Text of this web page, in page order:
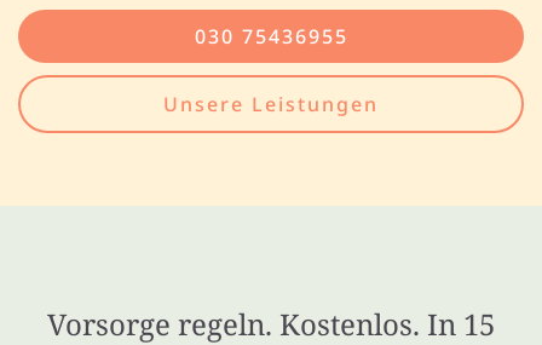
030 75436955
Unsere Leistungen
Vorsorge regeln. Kostenlos. In 15